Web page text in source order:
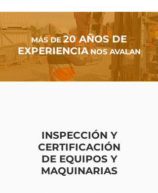
MÁS DE20 AÑOS DE
EXPERIENCIANOS AVALAN
INSPECCIÓN Y
CERTIFICACIÓN
DE EQUIPOS Y
MAQUINARIAS